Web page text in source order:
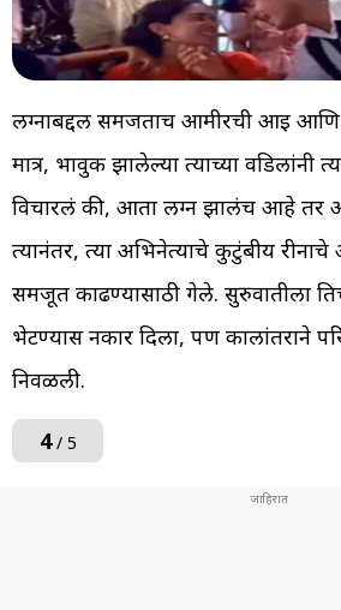
लग्नाबद्दल समजताच आमीरची आई
मात्र, भावुक झालेल्या त्याच्या वडिलांनी
विचारलं की, आता लग्न झालंच आहे
त्यानंतर, त्या अभिनेत्याचे कुटुंबीय
समजूत काढण्यासाठी गेले. सुरुवातीला
भेटण्यास नकार दिला, पण कालांतराने
निवळली.
4/ 5